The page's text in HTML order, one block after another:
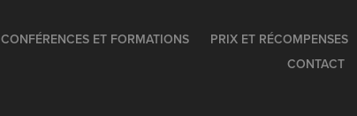
CONFÉRENCES ET FORMATIONS
PRIX ET RÉCOMPENSES
CONTACT